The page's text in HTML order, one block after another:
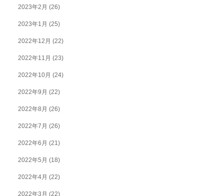
2023年2月 (26)
2023年1月 (25)
2022年12月 (22)
2022年11月 (23)
2022年10月 (24)
2022年9月 (22)
2022年8月 (26)
2022年7月 (26)
2022年6月 (21)
2022年5月 (18)
2022年4月 (22)
2022年3月 (22)